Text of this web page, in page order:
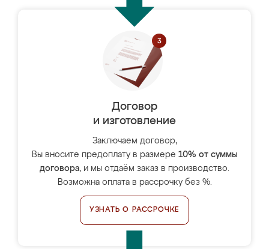
Договор
и изготовление
Заключаем договор,
Вы вносите предоплату в размере 10% от суммы
договора, и мы отдаём заказ в производство.
Возможна оплата в рассрочку без %.
УЗНАТЬ О РАССРОЧКЕ